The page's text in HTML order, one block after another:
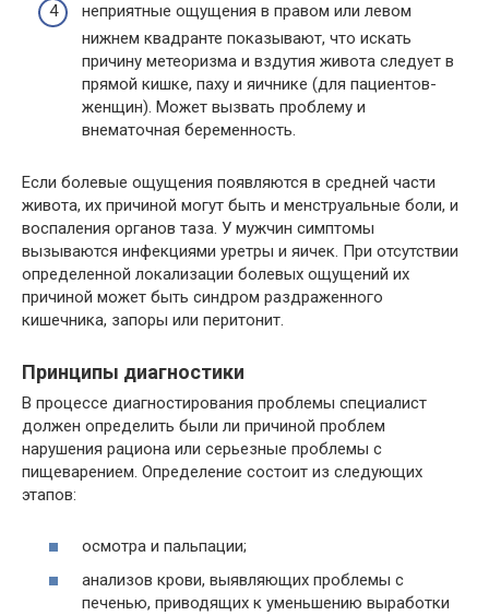
неприятные ощущения в правом или левом
нижнем квадранте показывают, что искать
причину метеоризма и вздутия живота следует в
прямой кишке, паху и яичнике (для пациентов-
женщин). Может вызвать проблему и
внематочная беременность.
Если болевые ощущения появляются в средней части
живота, их причиной могут быть и менструальные боли, и
воспаления органов таза. У мужчин симптомы
вызываются инфекциями уретры и яичек. При отсутствии
определенной локализации болевых ощущений их
причиной может быть синдром раздраженного
кишечника, запоры или перитонит.
Принципы диагностики
В процессе диагностирования проблемы специалист
должен определить были ли причиной проблем
нарушения рациона или серьезные проблемы с
пищеварением. Определение состоит из следующих
этапов:
осмотра и пальпации;
анализов крови, выявляющих проблемы с
печенью, приводящих к уменьшению выработки